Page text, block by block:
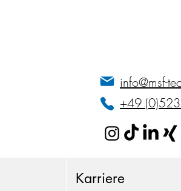
info@msf-
+49
Karriere